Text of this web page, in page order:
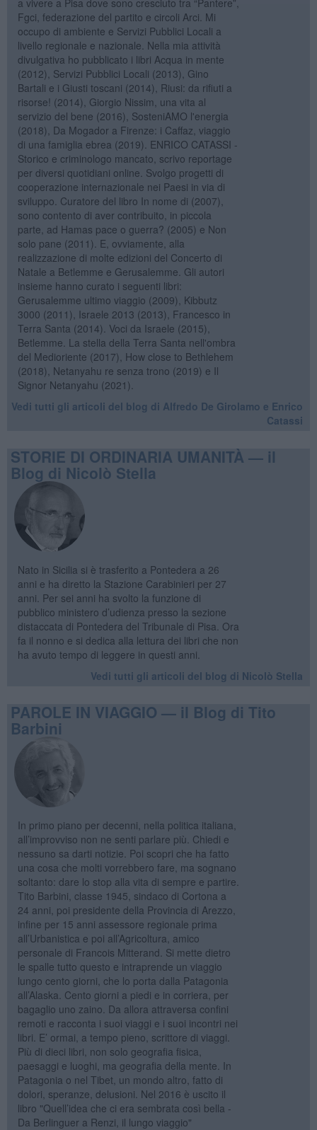
Fgci, federazione del partito e circoli Arci. Mi
occupo di ambiente e Servizi Pubblici Locali a
livello regionale e nazionale. Nella mia attività
divulgativa ho pubblicato i libri Acqua in mente
(2012), Servizi Pubblici Locali (2013), Gino
Bartali e i Giusti toscani (2014), Riusi: da rifiuti a
risorse! (2014), Giorgio Nissim, una vita al
servizio del bene (2016), SosteniAMO l'energia
(2018), Da Mogador a Firenze: i Caffaz, viaggio
di una famiglia ebrea (2019). ENRICO CATASSI -
Storico e criminologo mancato, scrivo reportage
per diversi quotidiani online. Svolgo progetti di
cooperazione internazionale nei Paesi in via di
sviluppo. Curatore del libro In nome di (2007),
sono contento di aver contribuito, in piccola
parte, ad Hamas pace o guerra? (2005) e Non
solo pane (2011). E, ovviamente, alla
realizzazione di molte edizioni del Concerto di
Natale a Betlemme e Gerusalemme. Gli autori
insieme hanno curato i seguenti libri:
Gerusalemme ultimo viaggio (2009), Kibbutz
3000 (2011), Israele 2013 (2013), Francesco in
Terra Santa (2014). Voci da Israele (2015),
Betlemme. La stella della Terra Santa nell'ombra
del Medioriente (2017), How close to Bethlehem
(2018), Netanyahu re senza trono (2019) e Il
Signor Netanyahu (2021).
Vedi tutti gli articoli del blog di Alfredo De Girolamo e Enrico
Catassi
STORIE DI ORDINARIA UMANITÀ — il
Blog di Nicolò Stella
Nato in Sicilia si è trasferito a Pontedera a 26
anni e ha diretto la Stazione Carabinieri per 27
anni. Per sei anni ha svolto la funzione di
pubblico ministero d’udienza presso la sezione
distaccata di Pontedera del Tribunale di Pisa. Ora
fa il nonno e si dedica alla lettura dei libri che non
ha avuto tempo di leggere in questi anni.
Vedi tutti gli articoli del blog di Nicolò Stella
PAROLE IN VIAGGIO — il Blog di Tito
Barbini
In primo piano per decenni, nella politica italiana,
all’improvviso non ne senti parlare più. Chiedi e
nessuno sa darti notizie. Poi scopri che ha fatto
una cosa che molti vorrebbero fare, ma sognano
soltanto: dare lo stop alla vita di sempre e partire.
Tito Barbini, classe 1945, sindaco di Cortona a
24 anni, poi presidente della Provincia di Arezzo,
infine per 15 anni assessore regionale prima
all’Urbanistica e poi all’Agricoltura, amico
personale di Francois Mitterand. Si mette dietro
le spalle tutto questo e intraprende un viaggio
lungo cento giorni, che lo porta dalla Patagonia
all’Alaska. Cento giorni a piedi e in corriera, per
bagaglio uno zaino. Da allora attraversa confini
remoti e racconta i suoi viaggi e i suoi incontri nei
libri. E’ ormai, a tempo pieno, scrittore di viaggi.
Più di dieci libri, non solo geografia fisica,
paesaggi e luoghi, ma geografia della mente. In
Patagonia o nel Tibet, un mondo altro, fatto di
dolori, speranze, delusioni. Nel 2016 è uscito il
libro "Quell’idea che ci era sembrata così bella -
Da Berlinguer a Renzi, il lungo viaggio"